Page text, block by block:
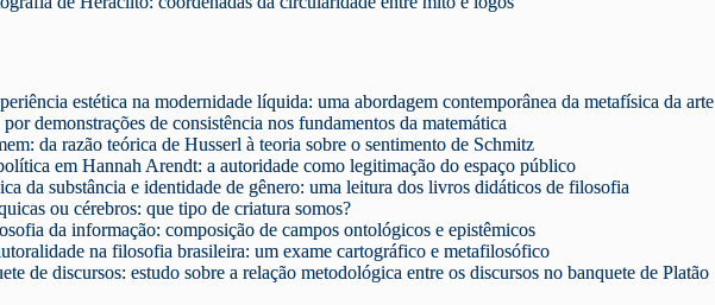
estética na modernidade líquida: uma abordagem contemporânea da metafísica da arte
demonstrações de consistência nos fundamentos da matemática
da razão teórica de Husserl à teoria sobre o sentimento de Schmitz
em Hannah Arendt: a autoridade como legitimação do espaço público
da substância e identidade de gênero: uma leitura dos livros didáticos de filosofia
ou cérebros: que tipo de criatura somos?
da informação: composição de campos ontológicos e epistêmicos
na filosofia brasileira: um exame cartográfico e metafilosófico
de discursos: estudo sobre a relação metodológica entre os discursos no banquete de Platão